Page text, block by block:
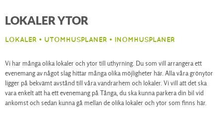
LOKALER YTOR
LOKALER • UTOMHUSPLANER • INOMHUSPLANER
Vi har många olika lokaler och ytor till uthyrning. Du som vill arrangera ett
evenemang av något slag hittar många olika möjligheter här. Alla våra grönytor
ligger på bekvämt avstånd till våra vandrarhem och lokaler. Vi vill att det ska
vara enkelt att ha ett evenemang på Tånga, du ska kunna parkera din bil vid
ankomst och sedan kunna gå mellan de olika lokaler och ytor som finns här.